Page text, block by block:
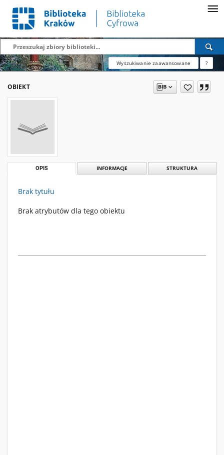
Wyszukiwanie zaawansowane ?
OBIEKT
OPIS INFORMACJE STRUKTURA
Brak tytułu
Brak atrybutów dla tego obiektu